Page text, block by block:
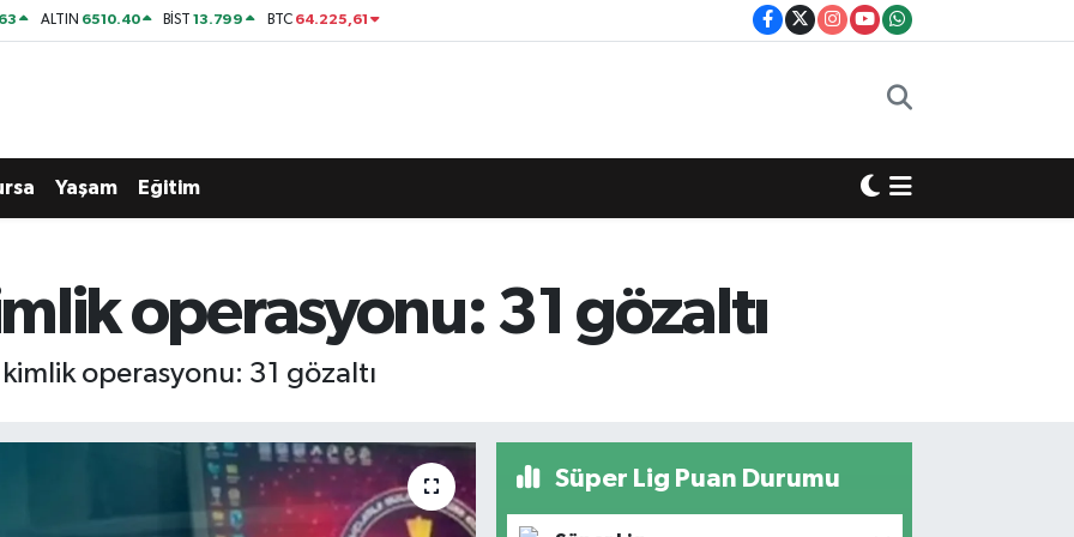
ALTIN 6510.40 BİST13.799 BTC 64.225,61
Yaşam Eğitim
operasyonu: 31 gözaltı
operasyonu: 31 gözaltı
Süper Lig Puan Durumu